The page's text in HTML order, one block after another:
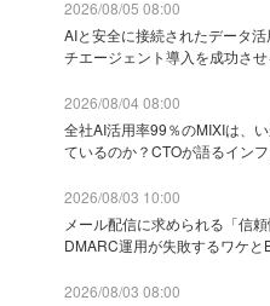
2026/08/05 08:00
AIと安全に接続されたデータ
チエージェント導入を成功さ
2026/08/04 08:00
全社AI活用率99％のMIXIは、
ているのか？CTOが語るイン
2026/08/03 10:00
メール配信に求められる「信
DMARC運用が失敗するワケと
2026/08/03 08:00